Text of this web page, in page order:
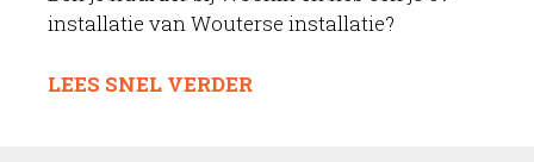
installatie van Wouterse installatie?
LEES SNEL VERDER